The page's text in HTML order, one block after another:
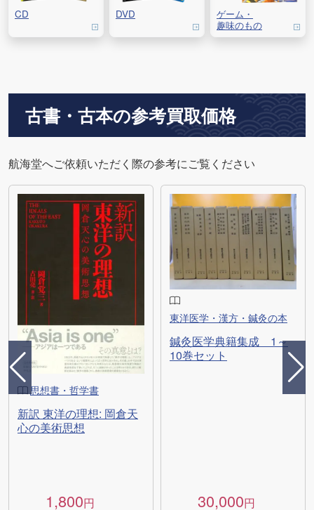
CD DVD
ゲーム・
趣味のもの
古書・古本の参考買取価格
航海堂へご依頼いただく際の参考にご覧ください
思想書・哲学書
新訳 東洋の理想: 岡倉天
心の美術思想
1,800円
東洋医学・漢方・鍼灸の本
鍼灸医学典籍集成 1～
10巻セット
30,000円